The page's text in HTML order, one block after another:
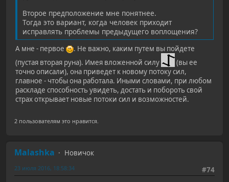
Второе предположение мне понятнее.
Тогда это вариант, когда человек приходит
исправлять проблемы предыдущего воплощения?
А мне - первое
. Не важно, каким путем вы пойдете
(пустая вторая руна). Имея вложенной силу
(вы ее
точно описали), она приведет к новому потоку сил,
главное - чтобы она работала. Иными словами, при любом
раскладе способность увидеть, достать и побороть свой
страх открывает новые потоки сил и возможностей.
2 пользователям это нравится.
Malashka
Новичок
#74
23 июля 2016, 18:58:34